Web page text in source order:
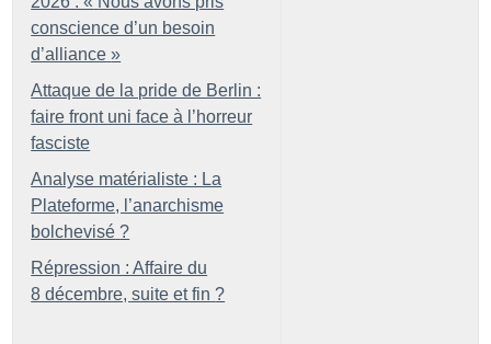
conscience d’un besoin
d’alliance »
Attaque de la pride de Berlin :
faire front uni face à l’horreur
fasciste
Analyse matérialiste : La
Plateforme, l’anarchisme
bolchevisé ?
Répression : Affaire du
8 décembre, suite et fin ?